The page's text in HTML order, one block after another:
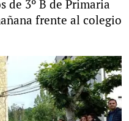
de 3º B de Primaria
frente al colegio